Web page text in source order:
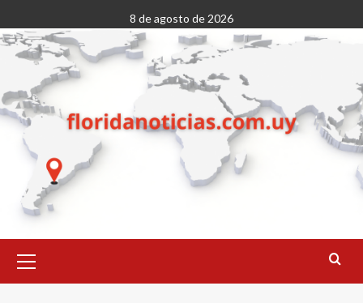
al
contenido
8 de agosto de 2026
primario